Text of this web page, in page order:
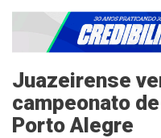
Juazeirense
campeonato
Porto Alegre